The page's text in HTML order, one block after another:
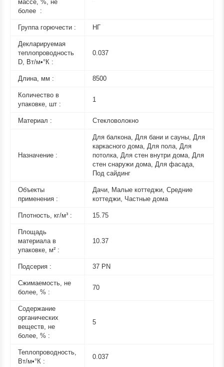
массе, %, не
более :
Группа горючести : НГ
Декларируемая
теплопроводность
D, Вт/м•°К :
0.037
Длина, мм : 8500
Количество в
упаковке, шт :
1
Материал : Стекловолокно
Назначение :
Для балкона, Для бани и сауны, Для
каркасного дома, Для пола, Для
потолка, Для стен внутри дома, Для
стен снаружи дома, Для фасада,
Под сайдинг
Объекты
применения :
Дачи, Малые коттеджи, Средние
коттеджи, Частные дома
Плотность, кг/м³ : 15.75
Площадь
материала в
упаковке, м² :
10.37
Подсерия : 37 PN
Сжимаемость, не
более, % :
70
Содержание
органических
веществ, не
более, % :
5
Теплопроводность,
Вт/м•°К :
0.037